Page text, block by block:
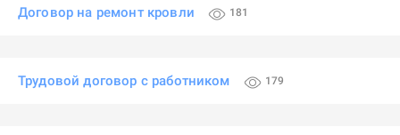
Договор на ремонт кровли 181
Трудовой договор с работником 179